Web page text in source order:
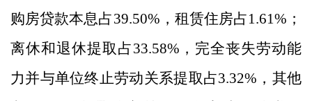
购房贷款本息占39.50% ，租赁住房占1.61% ；
离休和退休提取占33.58% ，完全丧失劳动能
力并与单位终止劳动关系提取占3.32% ，其他